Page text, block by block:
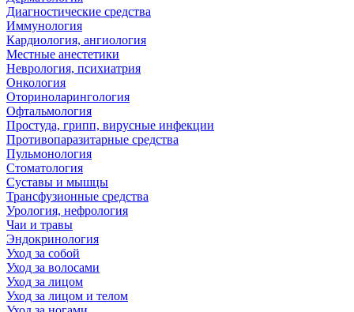
Диагностические средства
Иммунология
Кардиология, ангиология
Местные анестетики
Неврология, психиатрия
Онкология
Оториноларингология
Офтальмология
Простуда, грипп, вирусные инфекции
Противопаразитарные средства
Пульмонология
Стоматология
Суставы и мышцы
Трансфузионные средства
Урология, нефрология
Чаи и травы
Эндокринология
Уход за собой
Уход за волосами
Уход за лицом
Уход за лицом и телом